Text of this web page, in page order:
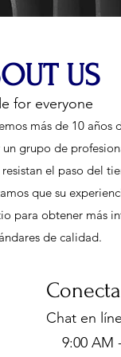
US
for everyone
más de 10
grupo de
el paso del
que su
para obtener más
de calidad.
Chat en
9:00 AM -